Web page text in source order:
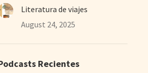
Literatura de viajes
August 24, 2025
Recientes